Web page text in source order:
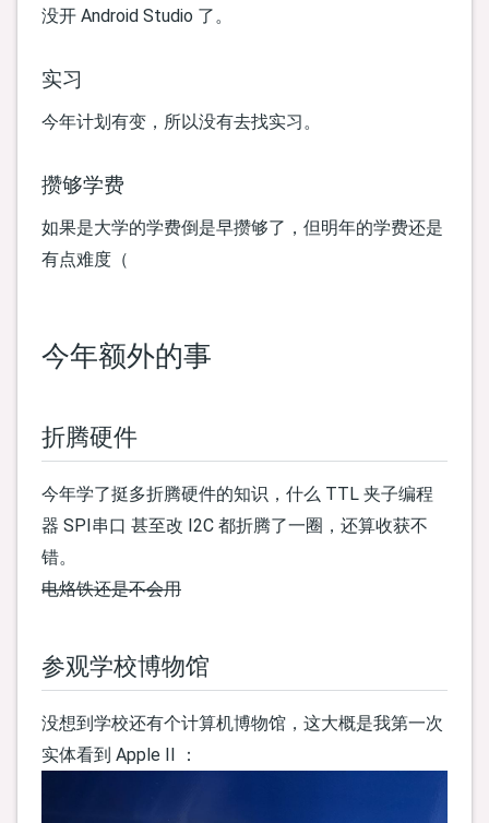
没开 Android Studio 了。
实习
今年计划有变，所以没有去找实习。
攒够学费
如果是大学的学费倒是早攒够了，但明年的学费还是
有点难度（
今年额外的事
折腾硬件
今年学了挺多折腾硬件的知识，什么 TTL 夹子编程
器 SPI串口 甚至改 I2C 都折腾了一圈，还算收获不
错。
电烙铁还是不会用
参观学校博物馆
没想到学校还有个计算机博物馆，这大概是我第一次
实体看到 Apple II ：